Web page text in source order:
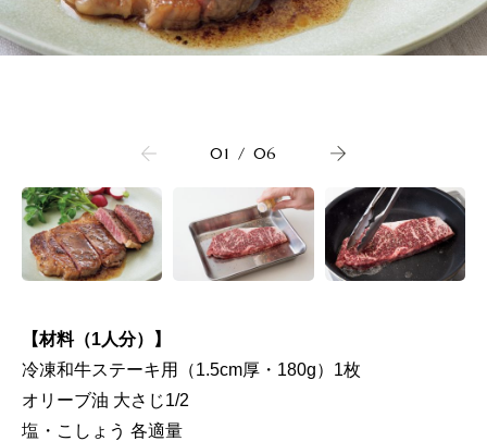
01 / 06
【材料（1人分）】
冷凍和牛ステーキ用（1.5cm厚・180g）1枚
オリーブ油 大さじ1/2
塩・こしょう 各適量